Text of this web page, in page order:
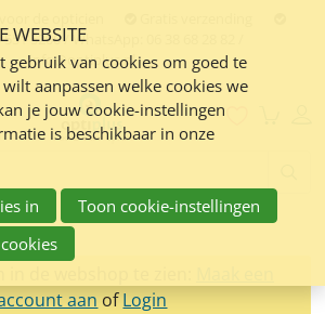
5200 / WhatsApp: 06 38 68 28 82 /
info@optiplus.nl
aan ofLogin
WEBSITE
gebruik van cookies om goed te
aanpassen welke cookies we
je jouw cookie-instellingen
is beschikbaar in onze
in
Toon cookie-instellingen